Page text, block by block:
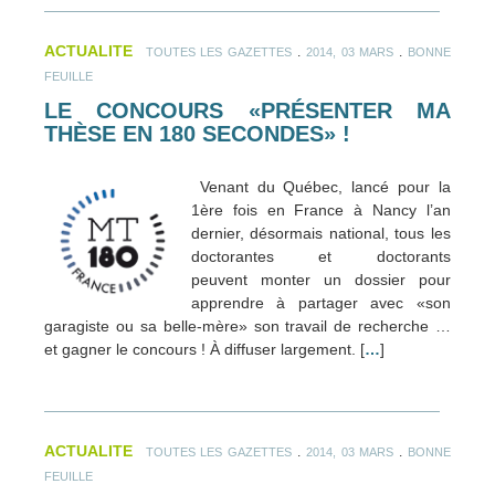
ACTUALITE TOUTES LES GAZETTES 2014, 03 MARS
BONNE
FEUILLE
LE CONCOURS «PRÉSENTER MA
THÈSE EN 180 SECONDES» !
Venant du Québec, lancé pour la
1ère fois en France à Nancy l’an
dernier, désormais national, tous les
doctorantes et doctorants
peuvent monter un dossier pour
apprendre à partager avec «son
garagiste ou sa belle-mère» son travail de recherche …
et gagner le concours ! À diffuser largement. […]
ACTUALITE TOUTES LES GAZETTES 2014, 03 MARS
BONNE
FEUILLE